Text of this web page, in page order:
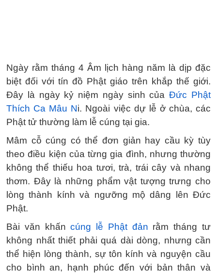
Ngày rằm tháng 4 Âm lịch hàng năm là dịp đặc
biệt đối với tín đồ Phật giáo trên khắp thế giới.
Đây là ngày kỷ niệm ngày sinh củaĐức Phật
Thích Ca Mâu Ni. Ngoài việc dự lễ ở chùa, các
Phật tử thường làm lễ cúng tại gia.
Mâm cỗ cúng có thể đơn giản hay cầu kỳ tùy
theo điều kiện của từng gia đình, nhưng thường
không thể thiếu hoa tươi, trà, trái cây và nhang
thơm. Đây là những phẩm vật tượng trưng cho
lòng thành kính và ngưỡng mộ dâng lên Đức
Phật.
Bài văn khấncúng lễ Phật đản rằm tháng tư
không nhất thiết phải quá dài dòng, nhưng cần
thể hiện lòng thành, sự tôn kính và nguyện cầu
cho bình an, hạnh phúc đến với bản thân và